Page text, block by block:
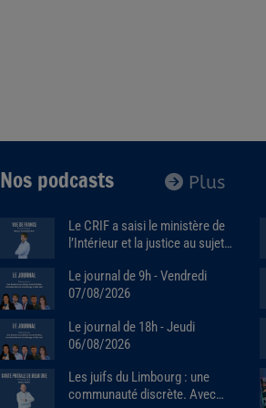
Plus
Nos podcasts
Le CRIF a saisi le ministère de
l’Intérieur et la justice au sujet
Robert Ejnes (07/07/2026)
Le journal de 9h - Vendredi
07/08/2026
Le journal de 18h - Jeudi
06/08/2026
Les juifs du Limbourg : une
communauté discrète. Avec